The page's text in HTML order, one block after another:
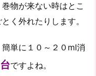
物が来ない時はとこ
く外れたりします。
単に１０～２０ml消
ですよね。